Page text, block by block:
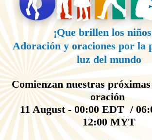
¡Que brillen los
Adoración y oraciones por la
luz del mundo
Comienzan nuestras
oración
11 August - 00:00 EDT /
12:00 MYT